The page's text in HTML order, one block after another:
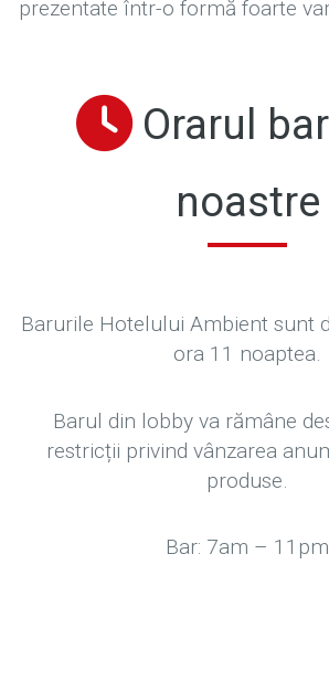
prezentate într-o formă foarte
Orarul
noastre
Barurile Hotelului Ambient sunt
ora 11 noaptea.
Barul din lobby va rămâne
restricții privind vânzarea
produse.
Bar: 7am – 11pm